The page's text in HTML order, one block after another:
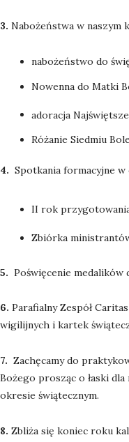
3. Nabożeństwa w naszym
nabożeństwo do
Nowenna do Matki
adoracja
Różanie Siedmiu
4. Spotkania formacyjne w
II rok
Zbiórka
5. Poświęcenie medalików
6. Parafialny Zespół
wigilijnych i kartek
7. Zachęcamy do
Bożego prosząc o łaski
okresie świątecznym.
8. Zbliża się koniec roku